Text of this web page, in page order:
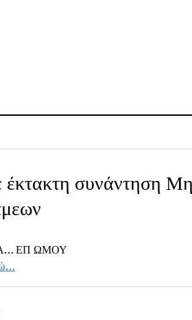
έκτακτη συνάντηση
ΕΠ ΩΜΟΥ